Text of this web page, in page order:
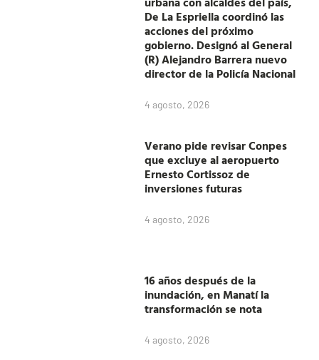
De La Espriella coordinó las
acciones del próximo
gobierno. Designó al General
(R) Alejandro Barrera nuevo
director de la Policía Nacional
4 agosto, 2026
Verano pide revisar Conpes
que excluye al aeropuerto
Ernesto Cortissoz de
inversiones futuras
4 agosto, 2026
16 años después de la
inundación, en Manatí la
transformación se nota
4 agosto, 2026